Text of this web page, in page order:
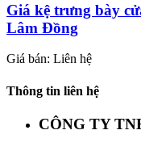
Giá kệ trưng bày
Lâm Đồng
Giá bán: Liên hệ
Thông tin liên hệ
CÔNG TY